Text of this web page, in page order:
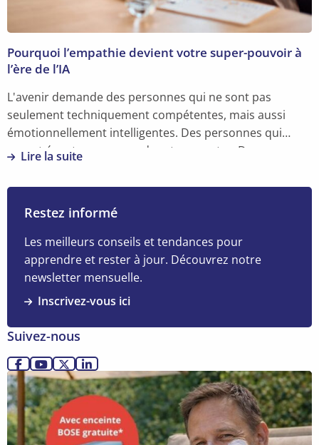
votre
carrière
Pourquoi l’empathie devient votre super-pouvoir à
l’ère de l’IA
L'avenir demande des personnes qui ne sont pas
seulement techniquement compétentes, mais aussi
émotionnellement intelligentes. Des personnes qui
savent écouter, comprendre et connecter. Des
Lire la suite
savoir
plus
Pourquoi
l’empathie
devient
super-
pouvoir
à
l’ère
de
l’IA
Restez informé
Les meilleurs conseils et tendances pour
apprendre et rester à jour. Découvrez notre
newsletter mensuelle.
Inscrivez-vous ici
Suivez-nous
Allez
sur
Facebook
Allez
sur
YouTube
Allez
sur
X
Allez
sur
LinkedIn
Lire
la
suite